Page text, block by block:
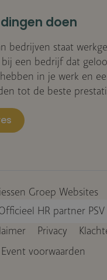
doen
bedrijven staat
een bedrijf dat
in je werk en
tot de beste
Groep Websites
HR partner PSV
Privacy
Event voorwaarden